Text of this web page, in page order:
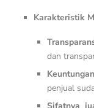
Karakteristik
dan
penjual
Sifatnya